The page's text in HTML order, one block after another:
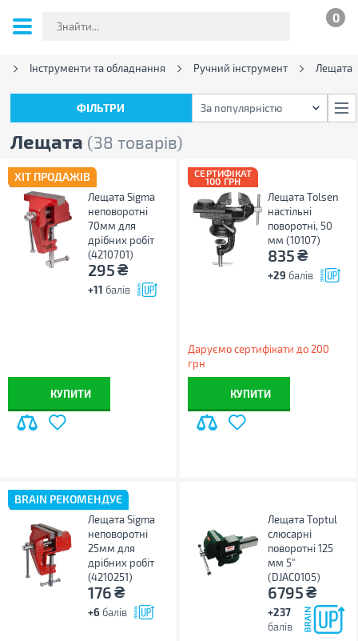
0
Інструменти та обладнання Ручний інструмент Лещата
Лещата (38 товарів)
ФІЛЬТРИ За популярністю
ХІТ ПРОДАЖІВ
Лещата Sigma
неповоротні
70мм для
дрібних робіт
(4210701)
295₴
+11 балів
КУПИТИ
СЕРТИФІКАТ
100 ГРН
Лещата Tolsen
настільні
поворотні, 50
мм (10107)
835₴
+29 балів
Даруємо сертифікати до 200
грн
КУПИТИ
BRAIN РЕКОМЕНДУЄ
Лещата Sigma
неповоротні
25мм для
дрібних робіт
(4210251)
176₴
+6 балів
Лещата Toptul
слюсарні
поворотні 125
мм 5"
(DJAC0105)
6795₴
+237
балів
ФІЛЬТРИ За популярністю